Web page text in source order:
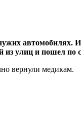
автомобилях.
из улиц и пошел по
вернули медикам.